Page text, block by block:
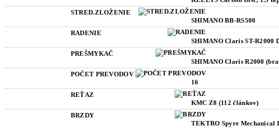
STRED.ZLOŽENIE
SHIMANO BB-RS500
RADENIE
SHIMANO Claris ST-R2000
PREŠMYKAČ
SHIMANO Claris R2000
POČET PREVODOV
16
REŤAZ
KMC Z8 (112 článkov)
BRZDY
TEKTRO Spyre Mechanical